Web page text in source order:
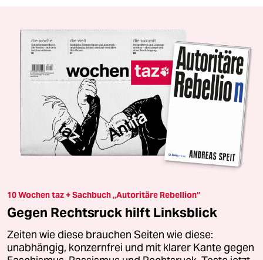
10 Wochen taz + Sachbuch „Autoritäre Rebellion“
Gegen Rechtsruck hilft Linksblick
Zeiten wie diese brauchen Seiten wie diese:
unabhängig, konzernfrei und mit klarer Kante gegen